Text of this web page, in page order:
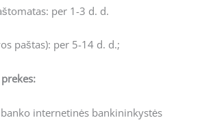
per 1-3 d. d.
paštas): per 5-14 d. d.;
internetinės bankininkystės